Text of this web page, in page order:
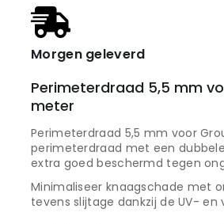
Morgen geleverd
Perimeterdraad 5,5 mm
meter
Perimeterdraad 5,5 mm voor
perimeterdraad met een
extra goed beschermd tegen
Minimaliseer knaagschade met
tevens slijtage dankzij de UV-